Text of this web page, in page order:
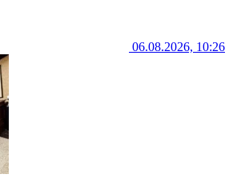
06.08.2026, 10:26